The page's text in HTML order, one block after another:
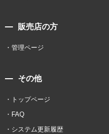
販売店の方
管理ページ
その他
トップページ
FAQ
システム更新履歴